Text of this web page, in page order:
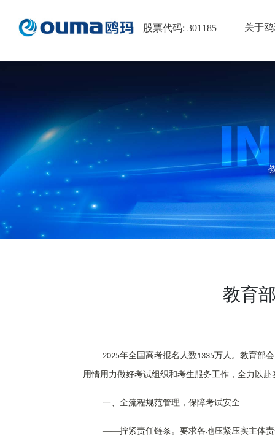
股票代码: 301185 关于
教育
2025年全国高考报名人数1335万人。教育部
用情用力做好考试组织和考生服务工作，全力以赴
一、 全流程规范管理，保障考试安全
——拧紧责任链条。要求各地压紧压实主体责